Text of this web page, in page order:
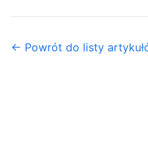
← Powrót do listy